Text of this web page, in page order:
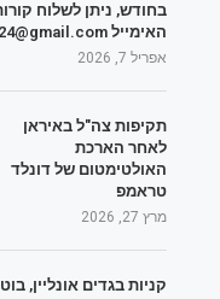
בחודש, ניתן לשלוח
האימייל allwhatyouneed2024@gmail.com
אפריל 7, 2026
תקיפות צה"ל באיראן
לאחר הארכת
האולטימטום של דונלד
טראמפ
מרץ 27, 2026
קניות בגדים אונליין,